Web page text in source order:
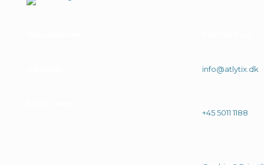
info@atlytix.dk
+45 5011 1188